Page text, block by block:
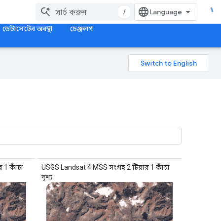
/
ডেটাসেটের অবস্থা চেঞ্জলগ
1 কাঁচা
USGS Landsat 4 MSS সংগ্রহ 2 টিয়ার 1 কাঁচা
দৃশ্য